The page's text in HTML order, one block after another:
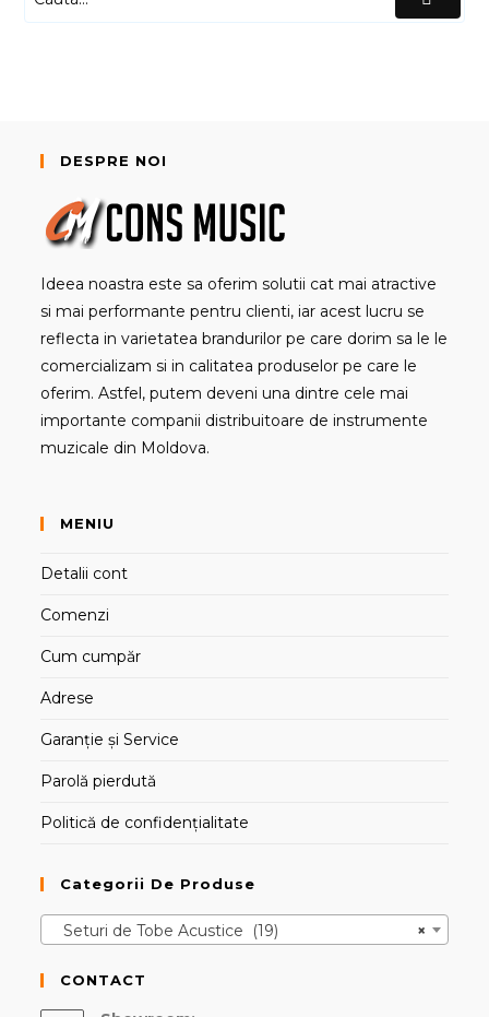
DESPRE NOI
Ideea noastra este sa oferim solutii cat mai atractive
si mai performante pentru clienti, iar acest lucru se
reflecta in varietatea brandurilor pe care dorim sa le le
comercializam si in calitatea produselor pe care le
oferim. Astfel, putem deveni una dintre cele mai
importante companii distribuitoare de instrumente
muzicale din Moldova.
MENIU
Detalii cont
Comenzi
Cum cumpăr
Adrese
Garanție și Service
Parolă pierdută
Politică de confidențialitate
Categorii De Produse
×
Seturi de Tobe Acustice (19)
CONTACT